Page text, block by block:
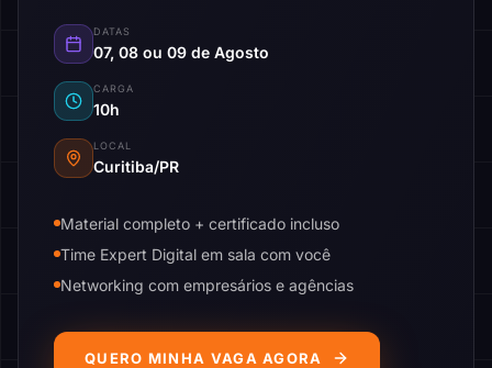
DATAS
07, 08 ou 09 de Agosto
CARGA
10h
LOCAL
Curitiba/PR
Material completo + certificado incluso
Time Expert Digital em sala com você
Networking com empresários e agências
QUERO MINHA VAGA AGORA